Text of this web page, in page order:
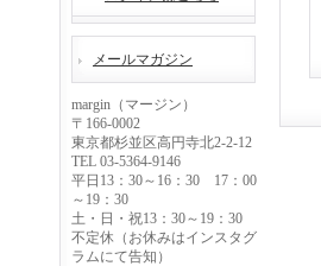
メールマガジン
margin（マージン）
〒166-0002
東京都杉並区高円寺北2-2-12
TEL 03-5364-9146
平日13：30～16：30 17：00
～19：30
土・日・祝13：30～19：30
不定休（お休みはインスタグ
ラムにて告知）